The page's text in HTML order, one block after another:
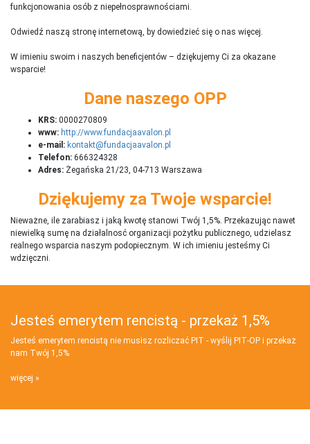
funkcjonowania osób z niepełnosprawnościami.
Odwiedź naszą stronę internetową, by dowiedzieć się o nas więcej.
W imieniu swoim i naszych beneficjentów – dziękujemy Ci za okazane
wsparcie!
Dane naszego OPP
KRS: 0000270809
www: http://www.fundacjaavalon.pl
e-mail: kontakt@fundacjaavalon.pl
Telefon: 666324328
Adres: Żegańska 21/23, 04-713 Warszawa
Dziękujemy za Twoje wsparcie!
Nieważne, ile zarabiasz i jaką kwotę stanowi Twój 1,5%. Przekazując nawet
niewielką sumę na działalnosć organizacji pożytku publicznego, udzielasz
realnego wsparcia naszym podopiecznym. W ich imieniu jesteśmy Ci
wdzięczni.
Jesteś emerytem rencistą - przekaż 1,5%
Jesteś emerytem rencistą nie musisz rozliczać PIT - wyślij PIT‑OP i przekaż
nam Twój 1,5%
więcej